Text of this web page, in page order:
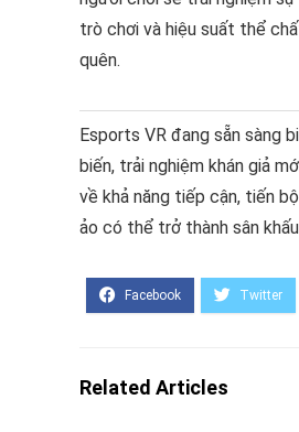
trò chơi và hiệu suất thể
quên.
Esports VR đang sẵn sàng
biến, trải nghiệm khán giả
về khả năng tiếp cận, tiến
ảo có thể trở thành sân
Related Articles